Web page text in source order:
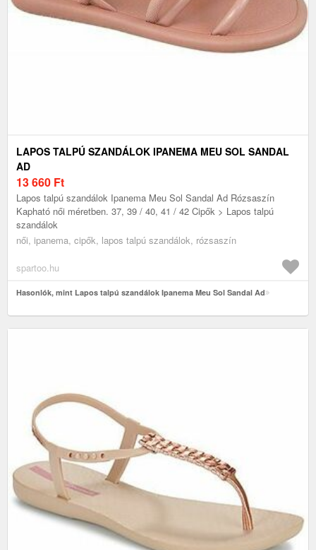
LAPOS TALPÚ SZANDÁLOK IPANEMA MEU SOL SANDAL
AD
13 660 Ft
Lapos talpú szandálok Ipanema Meu Sol Sandal Ad Rózsaszín
Kapható női méretben. 37, 39 / 40, 41 / 42 Cipők > Lapos talpú
szandálok
női, ipanema, cipők, lapos talpú szandálok, rózsaszín
spartoo.hu
Hasonlók, mint Lapos talpú szandálok Ipanema Meu Sol Sandal Ad